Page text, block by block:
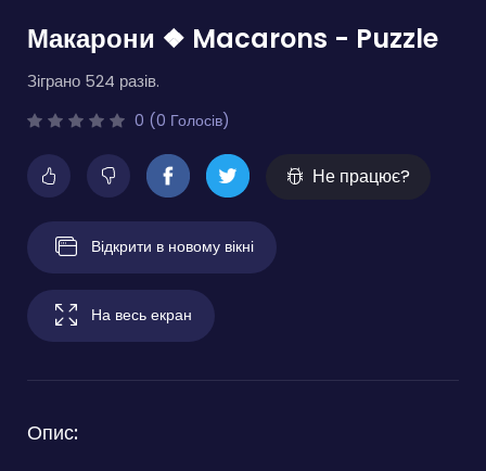
Макарони ❖ Macarons - Puzzle
Зіграно 524 разів.
0 (0 Голосів)
Не працює?
Відкрити в новому вікні
На весь екран
Опис: